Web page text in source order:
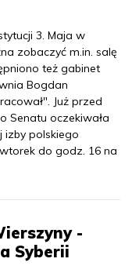
3. Maja w
zobaczyć m.in. salę
też gabinet
Bogdan
Już przed
Senatu oczekiwała
izby polskiego
do godz. 16 na
-
Syberii